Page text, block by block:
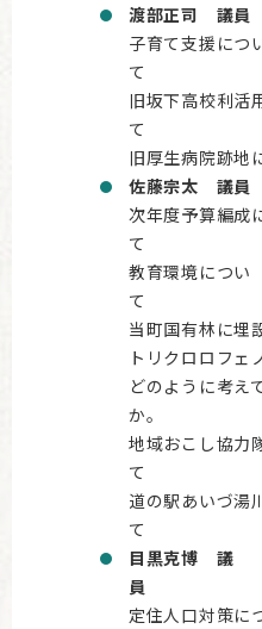
渡部正司 議員
子育て支援につ
旧坂下高校利活
旧厚生病院跡地
佐藤宗太 議員
次年度予算編成
教育環境につい
当町国有林に埋
トリクロロフェ
どのように考え
地域おこし協力
道の駅あいづ湯
目黒克博 議
定住人口対策に